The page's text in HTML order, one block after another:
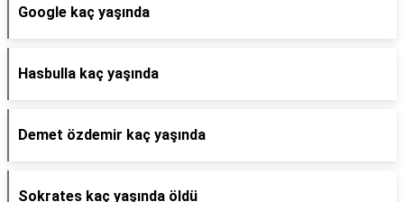
Google kaç yaşında
Hasbulla kaç yaşında
Demet özdemir kaç yaşında
Sokrates kaç yaşında öldü